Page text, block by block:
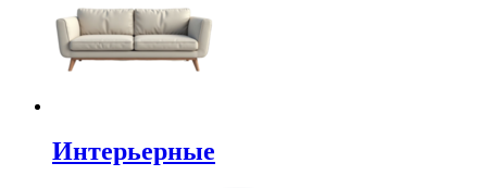
Интерьерные